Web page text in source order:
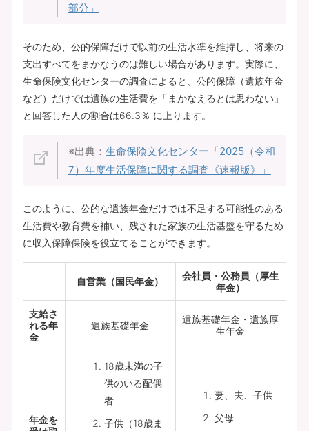
部分 」
そのため、公的保障だけで以前の生活水準を維持し、将来の
支出すべてをまかなうのは難しい場合があります。実際に、
生命保険文化センターの調査によると、公的保障（遺族年金
など）だけでは遺族の生活費を「まかなえるとは思わない」
と回答した人の割合は66.3％ に上ります。
※出典： 生命保険文化センター「2025（令和
7）年度生活保障に関する調査《速報版》
」
このように、公的な遺族年金だけでは不足する可能性のある
生活費や教育費を補い、残された家族の生活基盤を守るため
に収入保障保険を役立てることができます。
自営業（国民年金）
会社員・公務員（厚生
年金）
支給さ
れる年
金
遺族基礎年金
遺族基礎年金・遺族厚
生年金
年金を
18歳未満の子
供のいる配偶
者
子供（18歳ま
妻、夫、子供
父母